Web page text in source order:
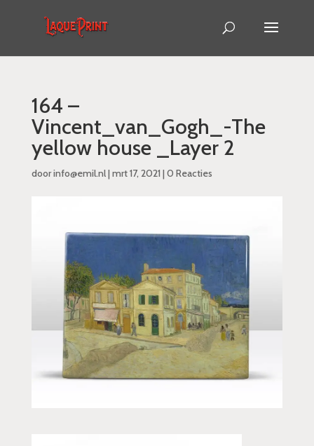
164 –
Vincent_van_Gogh_-The
yellow house _Layer 2
doorinfo@emil.nl| mrt 17, 2021 | 0 Reacties